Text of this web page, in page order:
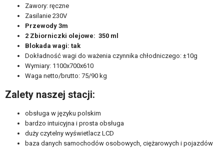
Zawory: ręczne
Zasilanie 230V
Przewody 3m
2 Zbiorniczki olejowe: 350 ml
Blokada wagi: tak
Dokładność wagi do ważenia czynnika chłodniczego: ±10g
Wymiary: 1100x700x610
Waga netto/brutto: 75/90 kg
Zalety naszej stacji:
obsługa w języku polskim
bardzo intuicyjna i prosta obsługa
duży czytelny wyświetlacz LCD
baza danych samochodów osobowych, ciężarowych i pojazdów